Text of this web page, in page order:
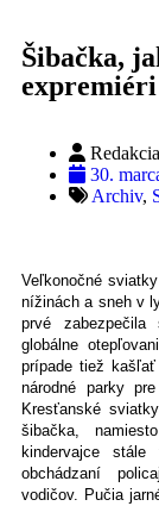
Šibačka,
expremiéri
Redakcia
30.
Archiv,
Veľkonočné
nížinách a sneh v
prvé zabezpečila
globálne
prípade tiež
národné parky
Kresťanské
šibačka,
kindervajce
obchádzaní
vodičov. Pučia